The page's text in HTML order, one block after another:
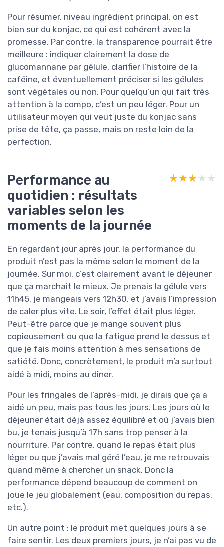
Pour résumer, niveau ingrédient principal, on est
bien sur du konjac, ce qui est cohérent avec la
promesse. Par contre, la transparence pourrait être
meilleure : indiquer clairement la dose de
glucomannane par gélule, clarifier l’histoire de la
caféine, et éventuellement préciser si les gélules
sont végétales ou non. Pour quelqu’un qui fait très
attention à la compo, c’est un peu léger. Pour un
utilisateur moyen qui veut juste du konjac sans
prise de tête, ça passe, mais on reste loin de la
perfection.
Performance au
quotidien : résultats
variables selon les
moments de la journée
★★★★★
★★★★★
En regardant jour après jour, la performance du
produit n’est pas la même selon le moment de la
journée. Sur moi, c’est clairement avant le déjeuner
que ça marchait le mieux. Je prenais la gélule vers
11h45, je mangeais vers 12h30, et j’avais l’impression
de caler plus vite. Le soir, l’effet était plus léger.
Peut-être parce que je mange souvent plus
copieusement ou que la fatigue prend le dessus et
que je fais moins attention à mes sensations de
satiété. Donc, concrètement, le produit m’a surtout
aidé à midi, moins au dîner.
Pour les fringales de l’après-midi, je dirais que ça a
aidé un peu, mais pas tous les jours. Les jours où le
déjeuner était déjà assez équilibré et où j’avais bien
bu, je tenais jusqu’à 17h sans trop penser à la
nourriture. Par contre, quand le repas était plus
léger ou que j’avais mal géré l’eau, je me retrouvais
quand même à chercher un snack. Donc la
performance dépend beaucoup de comment on
joue le jeu globalement (eau, composition du repas,
etc.).
Un autre point : le produit met quelques jours à se
faire sentir. Les deux premiers jours, je n’ai pas vu de